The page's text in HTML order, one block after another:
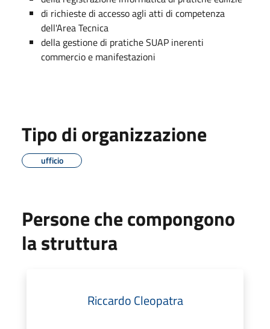
di richieste di accesso agli atti di competenza
dell'Area Tecnica
della gestione di pratiche SUAP inerenti
commercio e manifestazioni
Tipo di organizzazione
ufficio
Persone che compongono
la struttura
Riccardo Cleopatra